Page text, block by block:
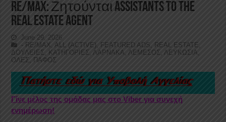
RE/MAX: Ζητούνται Assistants to the
Real Estate Agent
June 29, 2026
- RE/MAX,ALL (ACTIVE), FEATURED ADS, REAL ESTATE
ΔΟΥΛΕΙΕΣ
ΚΑΤΗΓΟΡΙΕΣ,ΛΑΡΝΑΚΑ,ΛΕΜΕΣΟΣ ,ΛΕΥΚΩΣΙΑ,
ΟΛΕΣ, ΠΑΦΟΣ
Γίνε μέλος της ομάδας μας στο Viber για συνεχή
ενημέρωση!